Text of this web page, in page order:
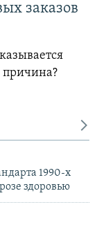
заказов
причина?
1990-х
здоровью